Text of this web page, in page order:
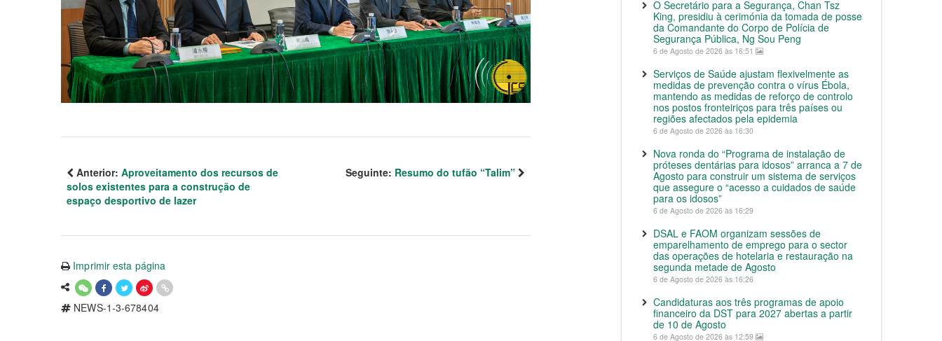
Anterior: Aproveitamento dos recursos de
solos existentes para a construção de
espaço desportivo de lazer
Seguinte: Resumo do tufão “Talim”
Imprimir esta página
NEWS-1-3-678404
O Secretário para a Segurança, Chan Tsz
King, presidiu à cerimónia da tomada de posse
da Comandante do Corpo de Polícia de
Segurança Pública, Ng Sou Peng
6 de Agosto de 2026 às 16:51
Serviços de Saúde ajustam flexivelmente as
medidas de prevenção contra o vírus Ébola,
mantendo as medidas de reforço de controlo
nos postos fronteiriços para três países ou
regiões afectados pela epidemia
6 de Agosto de 2026 às 16:30
Nova ronda do “Programa de instalação de
próteses dentárias para idosos” arranca a 7 de
Agosto para construir um sistema de serviços
que assegure o “acesso a cuidados de saúde
para os idosos”
6 de Agosto de 2026 às 16:29
DSAL e FAOM organizam sessões de
emparelhamento de emprego para o sector
das operações de hotelaria e restauração na
segunda metade de Agosto
6 de Agosto de 2026 às 16:26
Candidaturas aos três programas de apoio
financeiro da DST para 2027 abertas a partir
de 10 de Agosto
6 de Agosto de 2026 às 12:59